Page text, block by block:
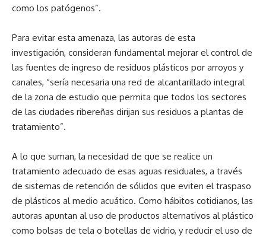
como los patógenos”.
Para evitar esta amenaza, las autoras de esta
investigación, consideran fundamental mejorar el control de
las fuentes de ingreso de residuos plásticos por arroyos y
canales, “sería necesaria una red de alcantarillado integral
de la zona de estudio que permita que todos los sectores
de las ciudades ribereñas dirijan sus residuos a plantas de
tratamiento”.
A lo que suman, la necesidad de que se realice un
tratamiento adecuado de esas aguas residuales, a través
de sistemas de retención de sólidos que eviten el traspaso
de plásticos al medio acuático. Como hábitos cotidianos, las
autoras apuntan al uso de productos alternativos al plástico
como bolsas de tela o botellas de vidrio, y reducir el uso de